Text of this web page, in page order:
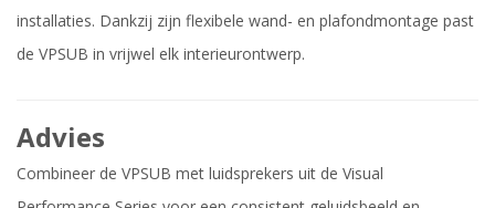
installaties. Dankzij zijn flexibele wand- en plafondmontage past
de VPSUB in vrijwel elk interieurontwerp.
Advies
Combineer de VPSUB met luidsprekers uit de Visual